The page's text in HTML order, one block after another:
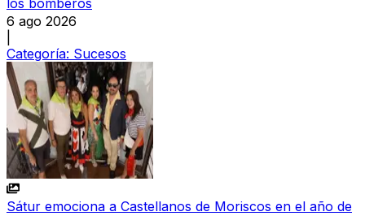
los bomberos
6 ago 2026
Categoría: Sucesos
Sátur emociona a Castellanos de Moriscos en el año de